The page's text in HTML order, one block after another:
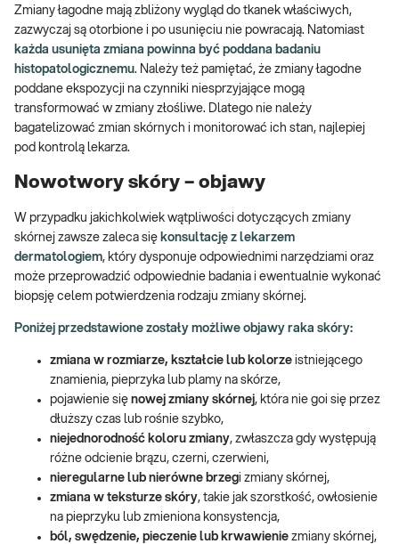
Zmiany łagodne mają zbliżony wygląd do tkanek właściwych,
zazwyczaj są otorbione i po usunięciu nie powracają. Natomiast
każda usunięta zmiana powinna być poddana badaniu
histopatologicznemu. Należy też pamiętać, że zmiany łagodne
poddane ekspozycji na czynniki niesprzyjające mogą
transformować w zmiany złośliwe. Dlatego nie należy
bagatelizować zmian skórnych i monitorować ich stan, najlepiej
pod kontrolą lekarza.
Nowotwory skóry – objawy
W przypadku jakichkolwiek wątpliwości dotyczących zmiany
skórnej zawsze zaleca się konsultację z lekarzem
dermatologiem, który dysponuje odpowiednimi narzędziami oraz
może przeprowadzić odpowiednie badania i ewentualnie wykonać
biopsję celem potwierdzenia rodzaju zmiany skórnej.
Poniżej przedstawione zostały możliwe objawy raka skóry:
zmiana w rozmiarze, kształcie lub kolorze istniejącego
znamienia, pieprzyka lub plamy na skórze,
pojawienie się nowej zmiany skórnej, która nie goi się przez
dłuższy czas lub rośnie szybko,
niejednorodność koloru zmiany, zwłaszcza gdy występują
różne odcienie brązu, czerni, czerwieni,
nieregularne lub nierówne brzegi zmiany skórnej,
zmiana w teksturze skóry, takie jak szorstkość, owłosienie
na pieprzyku lub zmieniona konsystencja,
ból, swędzenie, pieczenie lub krwawienie zmiany skórnej,